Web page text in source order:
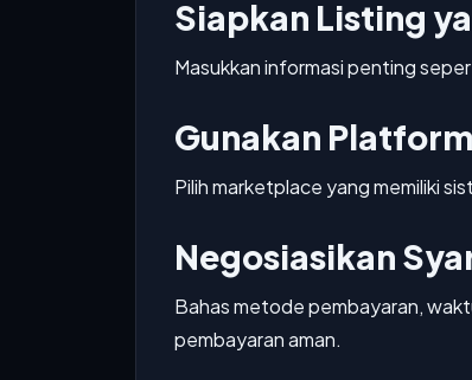
Siapkan Listing
Masukkan informasi penting
Gunakan
Pilih marketplace yang memiliki
Negosiasikan
Bahas metode pembayaran,
pembayaran aman.